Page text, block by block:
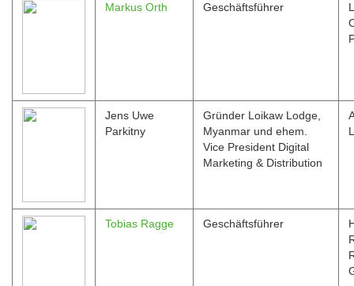
Markus Orth Geschäftsführer
Jens Uwe
Parkitny
Gründer Loikaw Lodge,
Myanmar und ehem.
Vice President Digital
Marketing & Distribution
Tobias Ragge Geschäftsführer